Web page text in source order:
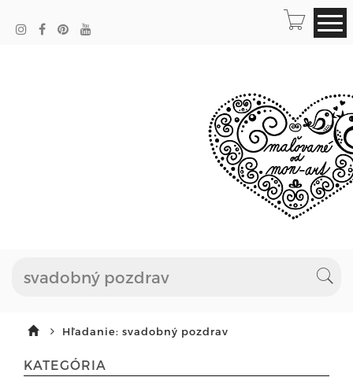
Hľadanie: svadobný pozdrav
KATEGÓRIA